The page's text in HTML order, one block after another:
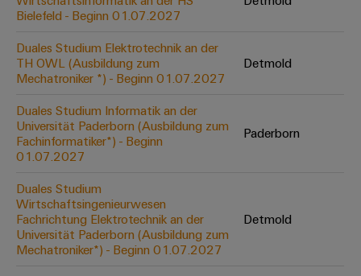
Abwasseraufbereitung
für
die
Wasser-
Abwasserindustrie
Wasserstoff
Wasserstoff
Schlüsseltechnologie
für
die
Energiewende
Werkzeuge
Automaten
Software
Markierer
Industriedrucker
Cabinet
Infrastructure
Bielefeld - Beginn 01.07.2027
Duales Studium Elektrotechnik an der
TH OWL (Ausbildung zum
Mechatroniker *) - Beginn 01.07.2027
Detmold
Duales Studium Informatik an der
Universität Paderborn (Ausbildung zum
Fachinformatiker*) - Beginn
01.07.2027
Paderborn
Duales Studium
Wirtschaftsingenieurwesen
Fachrichtung Elektrotechnik an der
Universität Paderborn (Ausbildung zum
Mechatroniker*) - Beginn 01.07.2027
Detmold